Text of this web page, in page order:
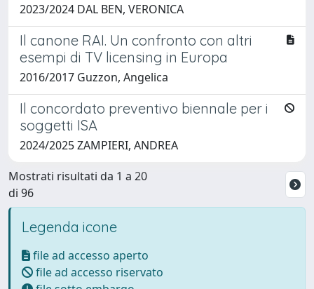
2023/2024 DAL BEN, VERONICA
Il canone RAI. Un confronto con altri
esempi di TV licensing in Europa
2016/2017 Guzzon, Angelica
Il concordato preventivo biennale per i
soggetti ISA
2024/2025 ZAMPIERI, ANDREA
Mostrati risultati da 1 a 20
di 96
Legenda icone
file ad accesso aperto
file ad accesso riservato